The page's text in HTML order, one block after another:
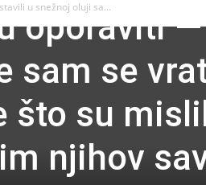
u snežnoj oluji sa...
oporaviti
sam se
što su
njihov